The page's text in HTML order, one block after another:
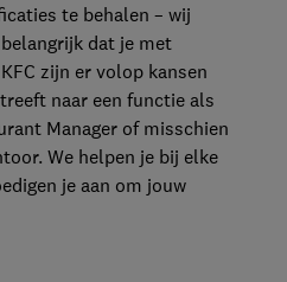
te behalen – wij
dat je met
zijn er volop kansen
naar een functie als
Manager of misschien
We helpen je bij elke
je aan om jouw